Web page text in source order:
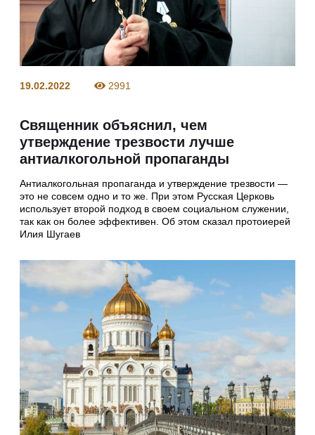
19.02.2022 2991
Священник объяснил, чем
утверждение трезвости лучше
антиалкогольной пропаганды
Антиалкогольная пропаганда и утверждение трезвости —
это не совсем одно и то же. При этом Русская Церковь
использует второй подход в своем социальном служении,
так как он более эффективен. Об этом сказал протоиерей
Илия Шугаев